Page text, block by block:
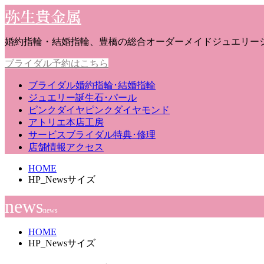
弥生貴金属
婚約指輪・結婚指輪、豊橋の総合オーダーメイドジュエリー
ブライダル予約はこちら
ブライダル婚約指輪･結婚指輪
ジュエリー誕生石･パール
ピンクダイヤ ピンクダイヤモンド
アトリエ本店工房
サービスブライダル特典･修理
店舗情報アクセス
HOME
HP_Newsサイズ
newsnews
HOME
HP_Newsサイズ